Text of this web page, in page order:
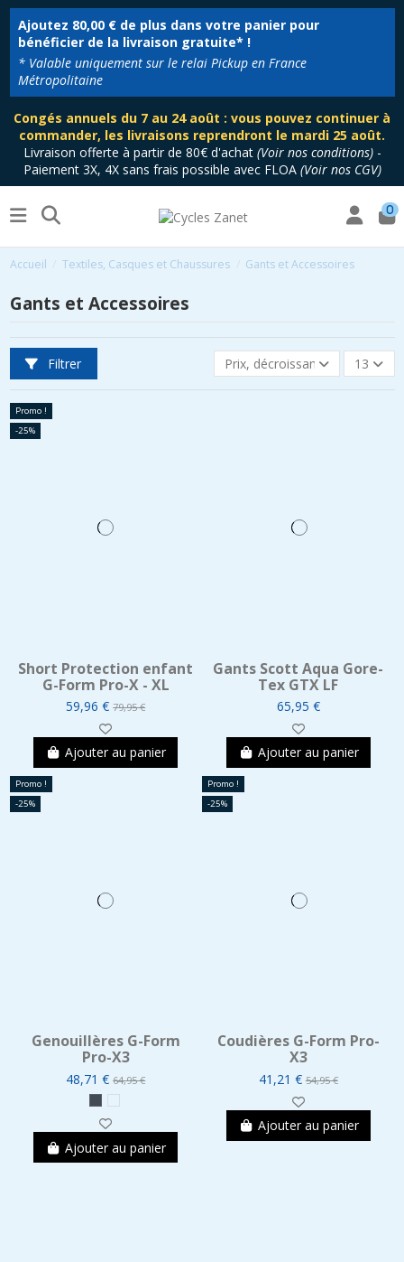
Ajoutez 80,00 €de plus dans votre panier pour
bénéficier de la livraison gratuite* !
* Valable uniquement sur le relai Pickup en France
Métropolitaine
Congés annuels du 7 au 24 août : vous pouvez continuer à
commander, les livraisons reprendront le mardi 25 août.
Livraison offerte à partir de 80€ d'achat (Voir nos conditions)-
Paiement 3X, 4X sans frais possible avec FLOA (Voir nos CGV)
0
Accueil Textiles, Casques et Chaussures Gants et Accessoires
Gants et Accessoires
Filtrer Prix, décroissant 13
Promo !
-25%
Short Protection enfant
G-Form Pro-X - XL
59,96 €79,95 €
Ajouter au panier
Gants Scott Aqua Gore-
Tex GTX LF
65,95 €
Ajouter au panier
Promo !
-25%
Genouillères G-Form
Pro-X3
48,71 €64,95 €
Ajouter au panier
Promo !
-25%
Coudières G-Form Pro-
X3
41,21 €54,95 €
Ajouter au panier